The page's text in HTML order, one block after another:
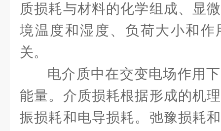
质损耗与材料的化学组成、显
境温度和湿度、负荷大小和作
关。
电介质中在交变电场作用
能量。介质损耗根据形成的机
振损耗和电导损耗。弛豫损耗